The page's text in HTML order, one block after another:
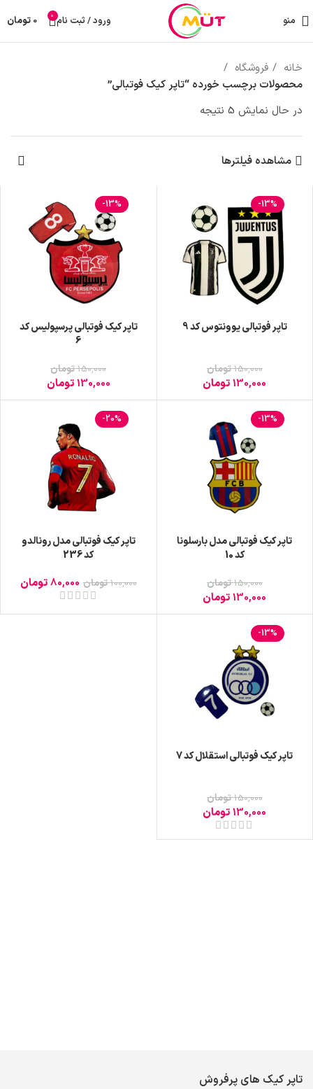
منو ورود / ثبت نام 0
0 تومان
خانه
فروشگاه
محصولات برچسب خورده “تاپر کیک فوتبالی”
در حال نمایش 5 نتیجه
مشاهده فیلترها
-13%
تاپر فوتبالی یوونتوس کد 9
150,000تومان
130,000تومان
-13%
تاپر کیک فوتبالی پرسپولیس کد
6
150,000تومان
130,000تومان
-13%
تاپر کیک فوتبالی مدل بارسلونا
کد 10
150,000تومان
130,000تومان
-20%
تاپر کیک فوتبالی مدل رونالدو
کد 236
100,000تومان 80,000تومان
-13%
تاپر کیک فوتبالی استقلال کد 7
150,000تومان
130,000تومان
تاپر کیک های پرفروش